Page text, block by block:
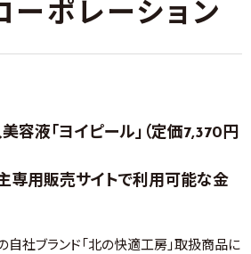
ーポレーション
美容液「ヨイピール」（定価7,370円
専用販売サイトで利用可能な金
自社ブランド「北の快適工房」取扱商品に